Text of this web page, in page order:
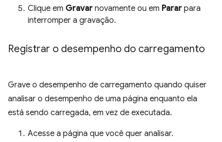
Clique em Gravar novamente ou em Parar para
interromper a gravação.
Registrar o desempenho do carregamento
Grave o desempenho de carregamento quando quiser
analisar o desempenho de uma página enquanto ela
está sendo carregada, em vez de executada.
Acesse a página que você quer analisar.